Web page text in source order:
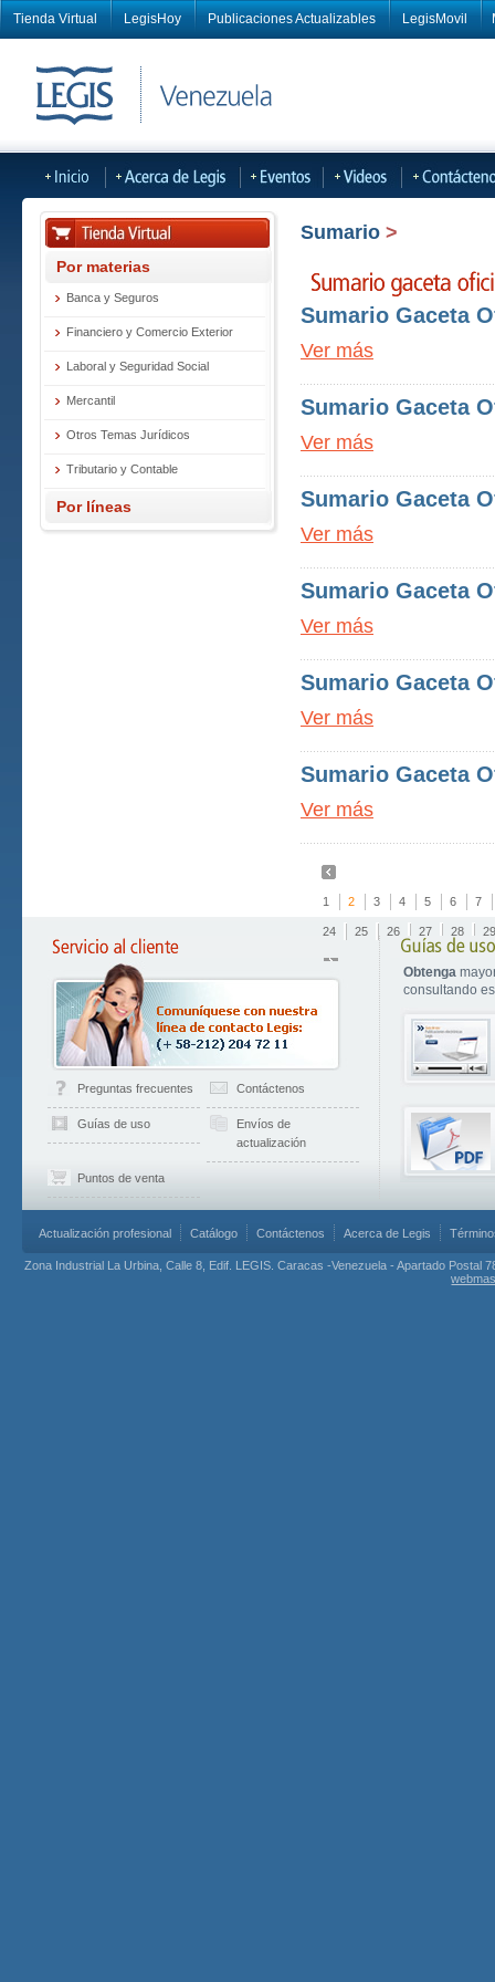
Tienda Virtual LegisHoy Publicaciones Actualizables LegisMovil
Por materias
Banca y Seguros
Financiero y Comercio Exterior
Laboral y Seguridad Social
Mercantil
Otros Temas Jurídicos
Tributario y Contable
Por líneas
Sumario >
Sumario Gaceta
Ver más
Sumario Gaceta
Ver más
Sumario Gaceta
Ver más
Sumario Gaceta
Ver más
Sumario Gaceta
Ver más
Sumario Gaceta
Ver más
1 2 3 4 5 6 7
24 25 26 27 28 29
Preguntas frecuentes Contáctenos
Guías de uso
Envíos de
actualización
Puntos de venta
Obtenga
consultando
Actualización profesional Catálogo Contáctenos Acerca de Legis
Zona Industrial La Urbina, Calle 8, Edif. LEGIS. Caracas -Venezuela - Apartado